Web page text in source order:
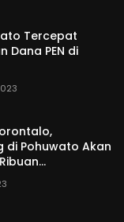
Tercepat
Dana PEN di
di Pohuwato Akan